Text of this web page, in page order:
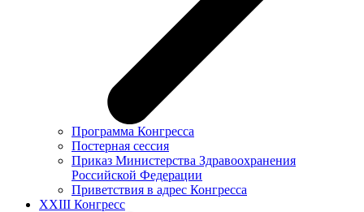
Программа Конгресса
Постерная сессия
Приказ Министерства Здравоохранения
Российской Федерации
Приветствия в адрес Конгресса
XXIII Конгресс